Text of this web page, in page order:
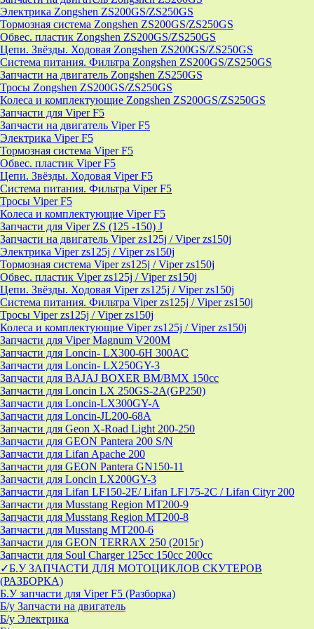
Электрика Zongshen ZS200GS/ZS250GS
Тормозная система Zongshen ZS200GS/ZS250GS
Обвес. пластик Zongshen ZS200GS/ZS250GS
Цепи. Звёзды. Ходовая Zongshen ZS200GS/ZS250GS
Система питания. Фильтра Zongshen ZS200GS/ZS250GS
Запчасти на двигатель Zongshen ZS250GS
Тросы Zongshen ZS200GS/ZS250GS
Колеса и комплектующие Zongshen ZS200GS/ZS250GS
Запчасти для Viper F5
Запчасти на двигатель Viper F5
Электрика Viper F5
Тормозная система Viper F5
Обвес. пластик Viper F5
Цепи. Звёзды. Ходовая Viper F5
Система питания. Фильтра Viper F5
Тросы Viper F5
Колеса и комплектующие Viper F5
Запчасти для Viper ZS (125 -150) J
Запчасти на двигатель Viper zs125j / Viper zs150j
Электрика Viper zs125j / Viper zs150j
Тормозная система Viper zs125j / Viper zs150j
Обвес. пластик Viper zs125j / Viper zs150j
Цепи. Звёзды. Ходовая Viper zs125j / Viper zs150j
Система питания. Фильтра Viper zs125j / Viper zs150j
Тросы Viper zs125j / Viper zs150j
Колеса и комплектующие Viper zs125j / Viper zs150j
Запчасти для Viper Magnum V200M
Запчасти для Loncin- LX300-6H 300AC
Запчасти для Loncin- LX250GY-3
Запчасти для BAJAJ BOXER BM/ВМX 150cc
Запчасти для Loncin LX 250GS-2A(GP250)
Запчасти для Loncin-LX300GY-A
Запчасти для Loncin-JL200-68A
Запчасти для Geon X-Road Light 200-250
Запчасти для GEON Pantera 200 S/N
Запчасти для Lifan Apache 200
Запчасти для GEON Pantera GN150-11
Запчасти для Loncin LX200GY-3
Запчасти для Lifan LF150-2E/ Lifan LF175-2C / Lifan Cityr 200
Запчасти для Musstang Region MT200-9
Запчасти для Musstang Region MT200-8
Запчасти для Musstang MT200-6
Запчасти для GEON TERRAX 250 (2015г)
Запчасти для Soul Charger 125сс 150cc 200сс
✓Б.У ЗАПЧАСТИ ДЛЯ МОТОЦИКЛОВ СКУТЕРОВ
(РАЗБОРКА)
Б.У запчасти для Viper F5 (Разборка)
Б/у Запчасти на двигатель
Б/у Электрика